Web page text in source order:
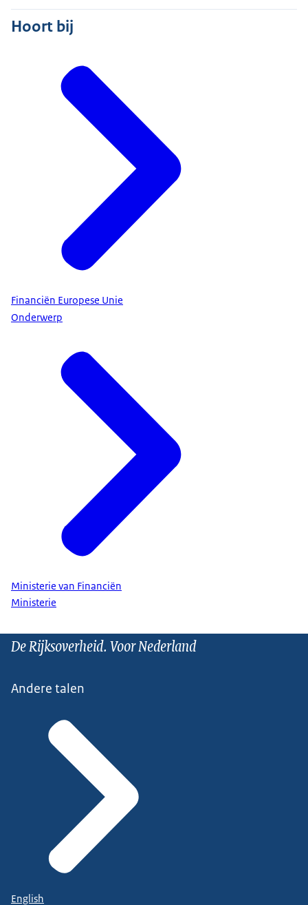
Hoort bij
Financiën Europese Unie
Onderwerp
Ministerie van Financiën
Ministerie
De Rijksoverheid. Voor Nederland
Andere talen
English